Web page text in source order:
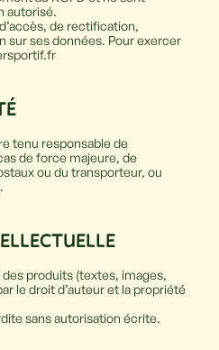
autorisé.
de rectification,
sur ses données. Pour exercer
É
tenu responsable de
de force majeure, de
ou du transporteur, ou
produits (textes, images,
le droit d’auteur et la propriété
sans autorisation écrite.